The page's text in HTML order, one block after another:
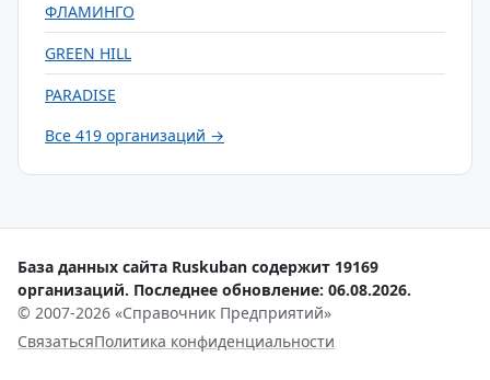
ФЛАМИНГО
GREEN HILL
PARADISE
Все 419 организаций →
База данных сайта Ruskuban содержит 19169
организаций. Последнее обновление: 06.08.2026.
© 2007-2026 «Справочник Предприятий»
СвязатьсяПолитика конфиденциальности